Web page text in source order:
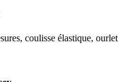
coulisse élastique, ourlet